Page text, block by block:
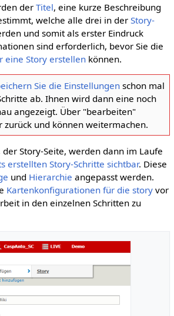
der Titel, eine kurze Beschreibung
welche alle drei in der Story-
und somit als erster Eindruck
sind erforderlich, bevor Sie die
eine Story erstellenkönnen.
Sie die Einstellungenschon mal
ab. Ihnen wird dann eine noch
angezeigt. Über "bearbeiten"
zurück und können weitermachen.
Story-Seite, werden dann im Laufe
erstellten Story-Schritte sichtbar. Diese
und Hierarchie angepasst werden.
Kartenkonfigurationen für die storyvor
in den einzelnen Schritten zu